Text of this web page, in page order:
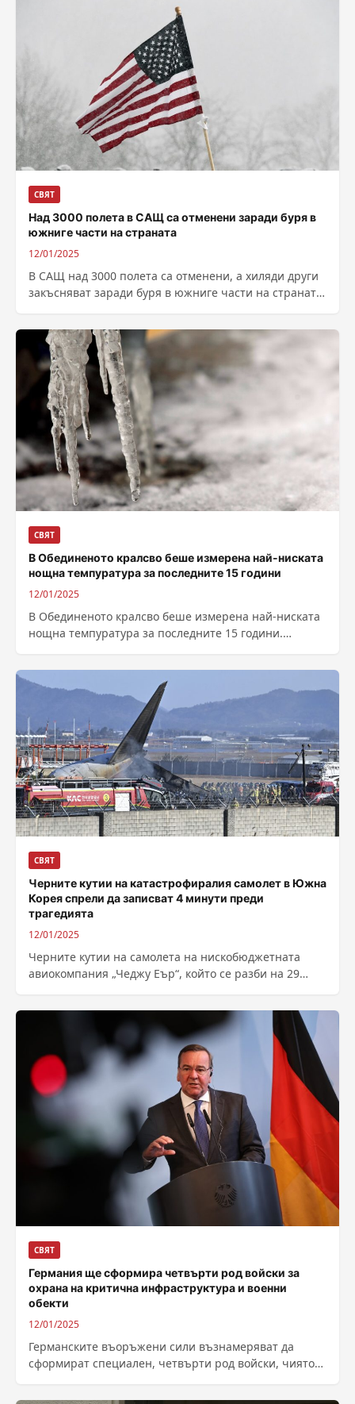
СВЯТ
Над 3000 полета в САЩ са отменени заради буря в
южниге части на страната
12/01/2025
В САЩ над 3000 полета са отменени, а хиляди други
закъсняват заради буря в южниге части на страната,
СВЯТ
В Обединеното кралсво беше измерена най-ниската
нощна темпуратура за последните 15 години
12/01/2025
В Обединеното кралсво беше измерена най-ниската
нощна темпуратура за последните 15 години.
Шотландия. В...
СВЯТ
Черните кутии на катастрофиралия самолет в Южна
Корея спрели да записват 4 минути преди
трагедията
12/01/2025
Черните кутии на самолета на нискобюджетната
авиокомпания „Чеджу Еър“, който се разби на 29
СВЯТ
Германия ще сформира четвърти род войски за
охрана на критична инфраструктура и военни
обекти
12/01/2025
Германските въоръжени сили възнамеряват да
сформират специален, четвърти род войски, чиято
инфраструктура и ключови...